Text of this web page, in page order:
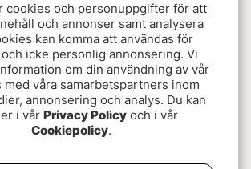
3-Rod
Korda Singlez Spike
269 kr
cookies och personuppgifter för att
och annonser samt analysera
kan komma att användas för
icke personlig annonsering. Vi
om din användning av vår
med våra samarbetspartners inom
annonsering och analys. Du kan
i vår Privacy Policy och i vår
Cookiepolicy.